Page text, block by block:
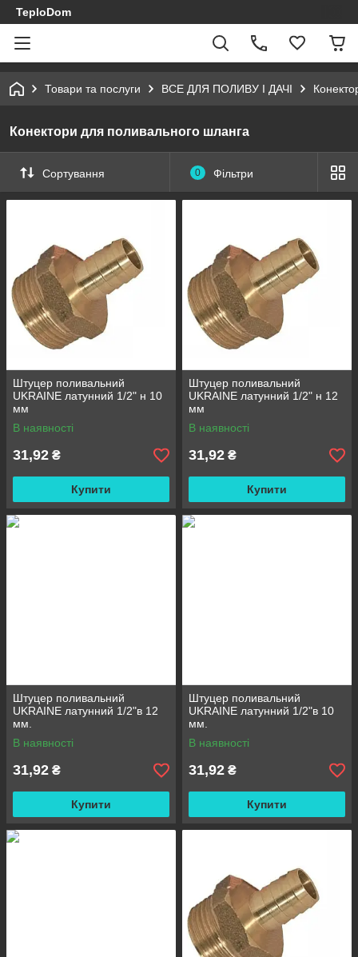
TeploDom
Товари та послуги ВСЕ ДЛЯ ПОЛИВУ І ДАЧІ
Конектори для поливального шланга
Сортування 0 Фільтри
Штуцер поливальний
UKRAINE латунний 1/2" н 10
мм
В наявності
31,92 ₴
Купити
Штуцер поливальний
UKRAINE латунний 1/2" н 12
мм
В наявності
31,92 ₴
Купити
Штуцер поливальний
UKRAINE латунний 1/2"в 12
мм.
В наявності
31,92 ₴
Купити
Штуцер поливальний
UKRAINE латунний 1/2"в 10
мм.
В наявності
31,92 ₴
Купити